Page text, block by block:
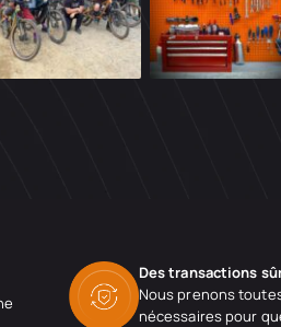
Des transactions
Nous prenons
nécessaires pour